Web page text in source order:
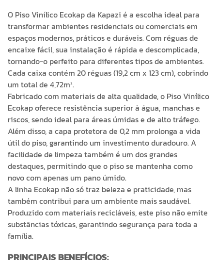
O Piso Vinílico Ecokap da Kapazi é a escolha ideal para
transformar ambientes residenciais ou comerciais em
espaços modernos, práticos e duráveis. Com réguas de
encaixe fácil, sua instalação é rápida e descomplicada,
tornando-o perfeito para diferentes tipos de ambientes.
Cada caixa contém 20 réguas (19,2 cm x 123 cm), cobrindo
um total de 4,72m².
Fabricado com materiais de alta qualidade, o Piso Vinílico
Ecokap oferece resistência superior à água, manchas e
riscos, sendo ideal para áreas úmidas e de alto tráfego.
Além disso, a capa protetora de 0,2 mm prolonga a vida
útil do piso, garantindo um investimento duradouro. A
facilidade de limpeza também é um dos grandes
destaques, permitindo que o piso se mantenha como
novo com apenas um pano úmido.
A linha Ecokap não só traz beleza e praticidade, mas
também contribui para um ambiente mais saudável.
Produzido com materiais recicláveis, este piso não emite
substâncias tóxicas, garantindo segurança para toda a
família.
PRINCIPAIS BENEFÍCIOS: